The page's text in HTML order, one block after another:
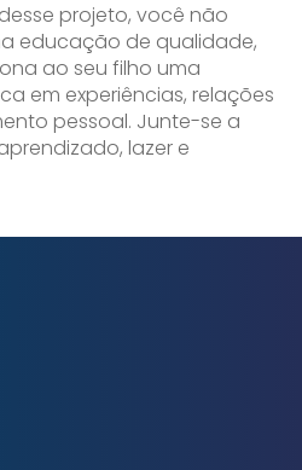
projeto, você não
educação de qualidade,
ao seu filho uma
em experiências, relações
pessoal. Junte-se a
lazer e